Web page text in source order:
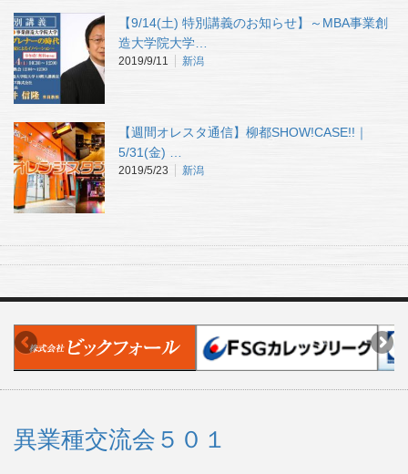
【9/14(土) 特別講義のお知らせ】～MBA事業創
造大学院大学…
2019/9/11 新潟
【週間オレスタ通信】柳都SHOW!CASE!!｜
5/31(金) …
2019/5/23 新潟
異業種交流会５０１